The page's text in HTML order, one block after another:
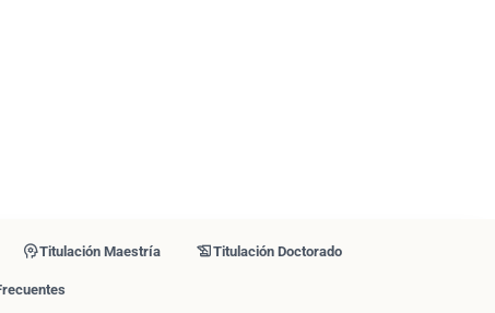
psychologyTitulación Maestría history_eduTitulación Doctorado